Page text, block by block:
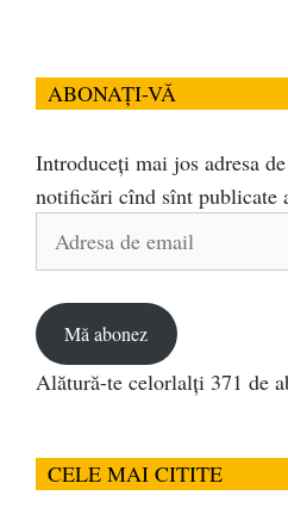
ABONAȚI-VĂ
Introduceți mai jos adresa
notificări cînd sînt publicate
Adresa
Mă abonez
Alătură-te celorlalți 371 de
CELE MAI CITITE